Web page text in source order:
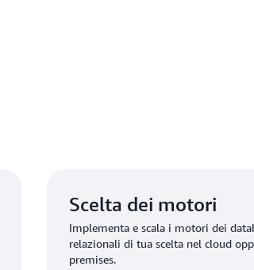
Scelta dei motori
Implementa e scala i motori dei
relazionali di tua scelta nel cloud
premises.